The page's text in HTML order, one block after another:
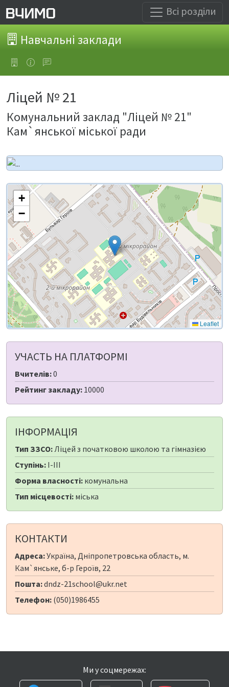
Всі розділи
Навчальні заклади
Ліцей № 21
Комунальний заклад "Ліцей № 21"
Кам`янської міської ради
+
−
Leaflet
УЧАСТЬ НА ПЛАТФОРМІ
Вчителів:0
Рейтинг закладу: 10000
ІНФОРМАЦІЯ
Тип ЗЗСО:Ліцей з початковою школою та гімназією
Ступінь: I-III
Форма власності: комунальна
Тип місцевості: міська
КОНТАКТИ
Адреса:Україна, Дніпропетровська область, м.
Кам`янське, б-р Героїв, 22
Пошта:dndz-21school@ukr.net
Телефон: (050)1986455
Ми у соцмережах: